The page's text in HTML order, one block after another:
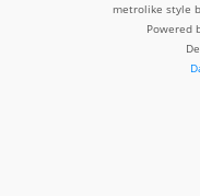
metrolike style
Powered